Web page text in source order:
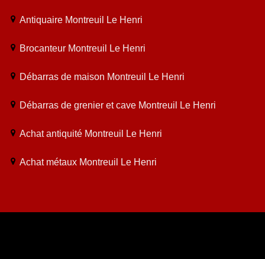
Antiquaire Montreuil Le Henri
Brocanteur Montreuil Le Henri
Débarras de maison Montreuil Le Henri
Débarras de grenier et cave Montreuil Le Henri
Achat antiquité Montreuil Le Henri
Achat métaux Montreuil Le Henri